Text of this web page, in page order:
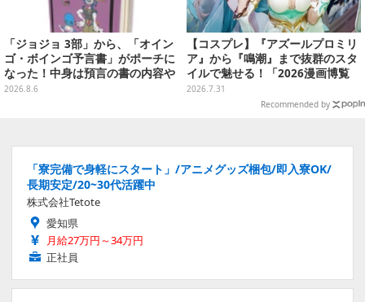
「ジョジョ 3部」から、「オイン
ゴ・ボインゴ予言書」がポーチに
なった！中身は預言の書の内容や
アニメ総柄デザインをプリント
2026.8.6
【コスプレ】『アズールプロミリ
ア』から『鳴潮』まで抜群のスタ
イルで魅せる！「2026漫画博覧
会」百花繚乱の台湾美女12選【写
2026.7.31
Recommended by
「寮完備で身軽にスタート」/アニメグッズ梱包/即入寮OK/
長期安定/20~30代活躍中
株式会社Tetote
愛知県
月給27万円～34万円
正社員